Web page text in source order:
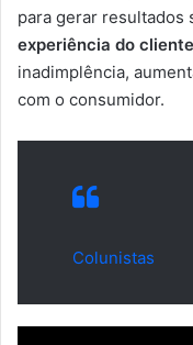
para gerar resultados
experiência do cliente
inadimplência,
com o consumidor.
Colunistas